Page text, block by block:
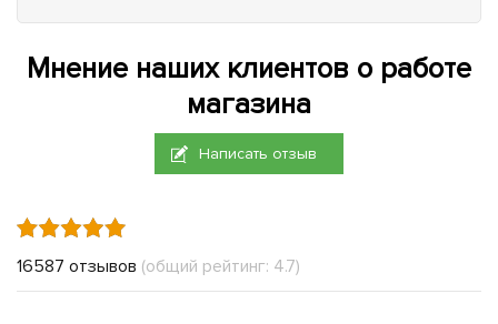
Мнение наших клиентов о работе
магазина
Написать отзыв
16587 отзывов (общий рейтинг: 4.7)